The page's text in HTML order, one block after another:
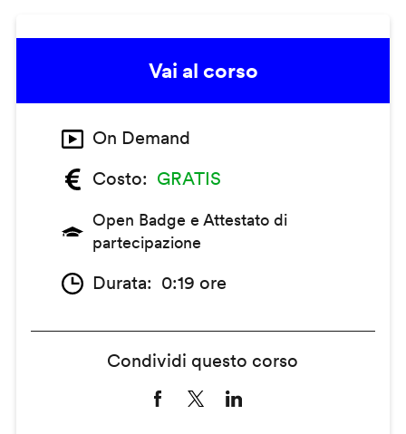
Vai al corso
On Demand
Costo
GRATIS
Open Badge e Attestato di
partecipazione
Durata 0:19 ore
Condividi questo corso